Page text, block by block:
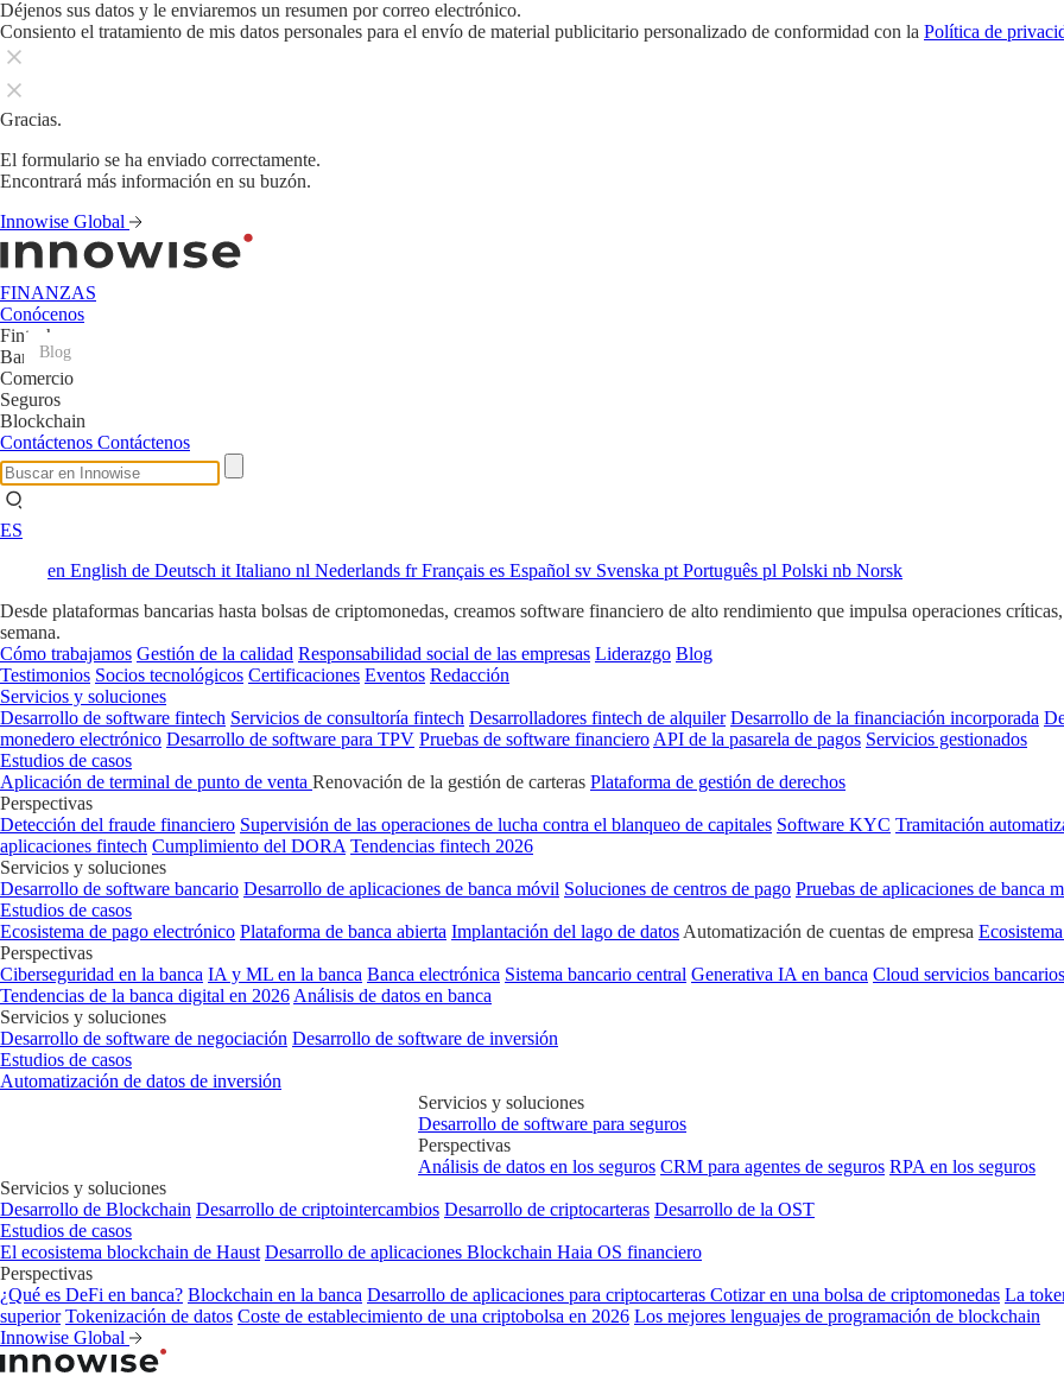
Déjenos sus datos y le enviaremos un resumen por correo electrónico.
Consiento el tratamiento de mis datos personales para el envío de material publicitario personalizado de conformidad con la Política de
Gracias.
El formulario se ha enviado correctamente.
Encontrará más información en su buzón.
Innowise Global
FINANZAS
Conócenos
Fintech
Banca
Comercio
Seguros
Blockchain
Contáctenos Contáctenos
ES
en English de Deutsch it Italiano nl Nederlands frFrançais es Español sv Svenska pt Português pl Polski nb Norsk
Desde plataformas bancarias hasta bolsas de criptomonedas, creamos software financiero de alto rendimiento que impulsa operaciones
semana.
Cómo trabajamos Gestión de la calidad Responsabilidad social de las empresas Liderazgo Blog
Testimonios Socios tecnológicos Certificaciones Eventos Redacción
Servicios y soluciones
Desarrollo de software fintech Servicios de consultoría fintech Desarrolladores fintech de alquiler Desarrollo de la financiación incorporada
monedero electrónico Desarrollo de software para TPV Pruebas de software financiero API de la pasarela de pagos Servicios gestionados
Estudios de casos
Aplicación de terminal de punto de venta Renovación de la gestión de carteras Plataforma de gestión de derechos
Perspectivas
Detección del fraude financiero Supervisión de las operaciones de lucha contra el blanqueo de capitales Software KYC Tramitación
aplicaciones fintech Cumplimiento del DORA Tendencias fintech 2026
Servicios y soluciones
Desarrollo de software bancario Desarrollo de aplicaciones de banca móvil Soluciones de centros de pago Pruebas de aplicaciones de banca
Estudios de casos
Ecosistema de pago electrónico Plataforma de banca abierta Implantación del lago de datos Automatización de cuentas de empresa
Perspectivas
Ciberseguridad en la banca IA y ML en la banca Banca electrónica Sistema bancario central Generativa IA en banca Cloud servicios bancarios
Tendencias de la banca digital en 2026 Análisis de datos en banca
Servicios y soluciones
Desarrollo de software de negociación Desarrollo de software de inversión
Estudios de casos
Automatización de datos de inversión
Servicios y soluciones
Desarrollo de software para seguros
Perspectivas
Análisis de datos en los seguros CRM para agentes de seguros RPA en los seguros
Servicios y soluciones
Desarrollo de Blockchain Desarrollo de criptointercambios Desarrollo de criptocarteras Desarrollo de la OST
Estudios de casos
El ecosistema blockchain de Haust Desarrollo de aplicaciones Blockchain Haia OS financiero
Perspectivas
¿Qué es DeFi en banca? Blockchain en la banca Desarrollo de aplicaciones para criptocarteras Cotizar en una bolsa de criptomonedas La
superior Tokenización de datos Coste de establecimiento de una criptobolsa en 2026 Los mejores lenguajes de programación de blockchain
Innowise Global
Blog
Blog
Blog
Blog
Blog
Blog
Blog
Blog
Blog
Blog
Blog
Blog